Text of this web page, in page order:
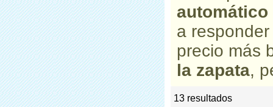
automático
a
precio más
la zapata,
13 resultados